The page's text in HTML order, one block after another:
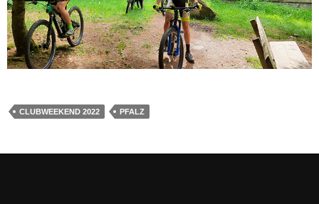
CLUBWEEKEND 2022 PFALZ